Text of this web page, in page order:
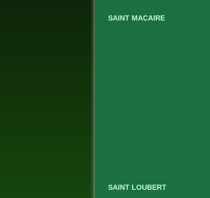
SAINT MACAIRE
SAINT LOUBERT